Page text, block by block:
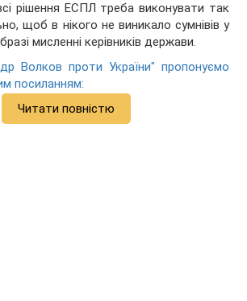
рішення ЕСПЛ треба виконувати так
щоб в нікого не виникало сумнівів у
мисленні керівників держави.
Волков проти України" пропонуємо
посиланням:
Читати повністю